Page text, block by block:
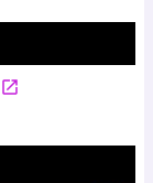
open_in_new